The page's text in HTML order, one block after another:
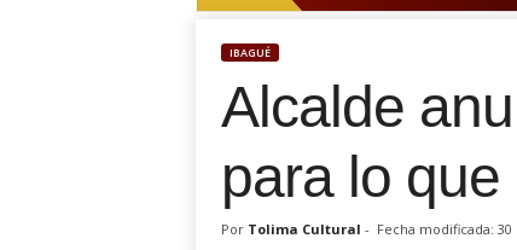
IBAGUÉ
Alcalde
para lo
Por Tolima Cultural - Fecha modificada: